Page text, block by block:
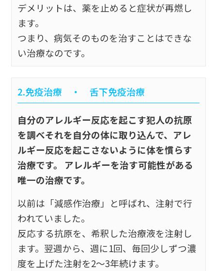
デメリットは、薬を止めると症状が再燃し
ます。
つまり、病気そのものを治すことはできな
い治療なのです。
2.免疫治療 ・ 舌下免疫治療
自分のアレルギー反応を起こす犯人の抗原
を調べそれを自分の体に取り込んで、アレ
ルギー反応を起こさないように体を慣らす
治療です。 アレルギーを治す可能性がある
唯一の治療です。
以前は「減感作治療」と呼ばれ、注射で行
われていました。
反応する抗原を、希釈した治療液を注射し
ます。翌週から、週に1回、毎回少しずつ濃
度を上げた注射を2～3年続けます。